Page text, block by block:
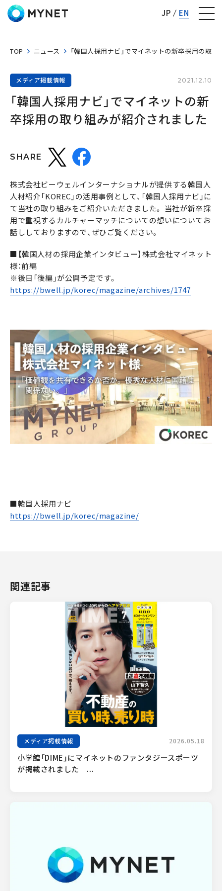
JP EN
TOP ニュース 「韓国人採用ナビ」でマイネットの新卒採用の取
メディア掲載情報 2021.12.10
「韓国人採用ナビ」でマイネットの新
卒採用の取り組みが紹介されました
SHARE
株式会社ビーウェルインターナショナルが提供する韓国人
人材紹介「KOREC」の活用事例として、「韓国人採用ナビ」に
て当社の取り組みをご紹介いただきました。 当社が新卒採
用で重視するカルチャーマッチについての想いについてお
話ししておりますので、ぜひご覧ください。
■【韓国人材の採用企業インタビュー】株式会社マイネット
様：前編
※後日「後編」が公開予定です。
https://bwell.jp/korec/magazine/archives/1747
■韓国人採用ナビ
https://bwell.jp/korec/magazine/
関連記事
メディア掲載情報 2026.05.18
小学館「DIME」にマイネットのファンタジースポーツ
が掲載されました　...